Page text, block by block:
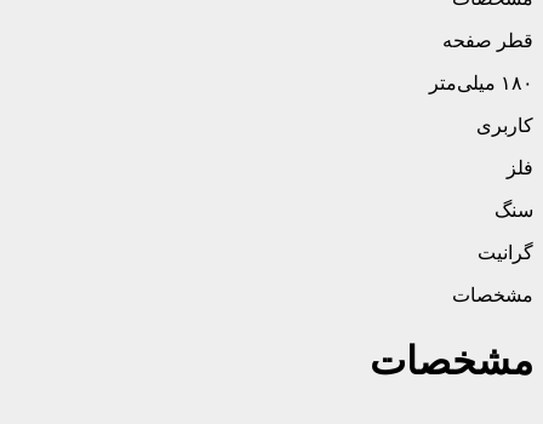
قطر صفحه
۱۸۰ میلی‌متر
کاربری
فلز
سنگ
گرانیت
مشخصات
مشخصات